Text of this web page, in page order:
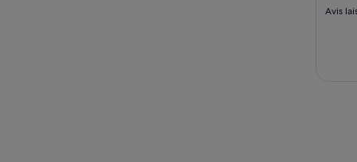
Avis